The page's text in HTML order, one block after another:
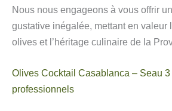
Nous nous engageons à vous offrir
gustative inégalée, mettant en valeur
olives et l’héritage culinaire de la
Olives Cocktail Casablanca – Seau 3
professionnels